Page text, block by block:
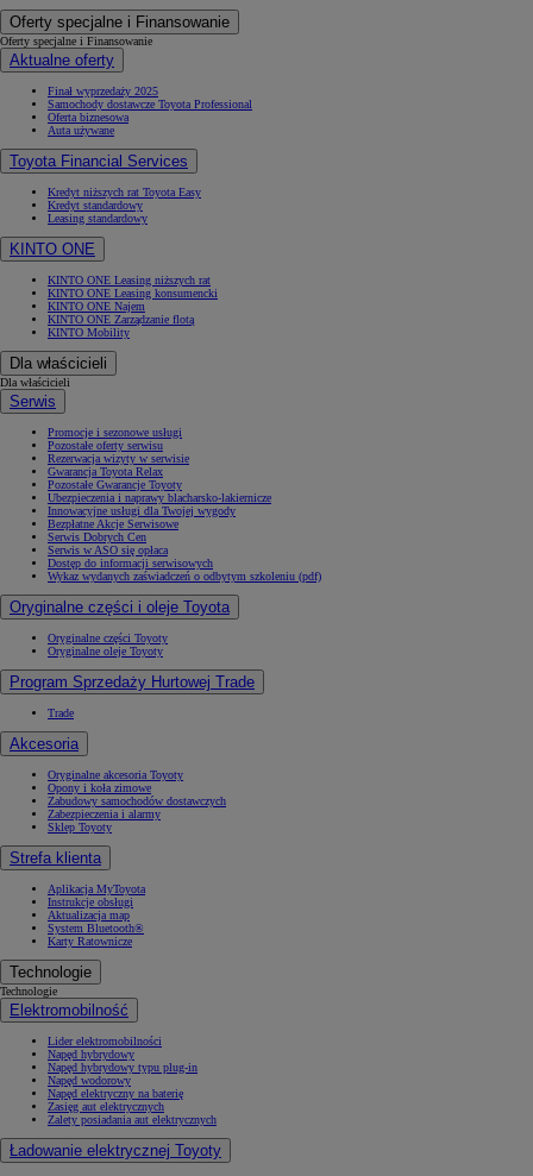
Oferty specjalne i Finansowanie
Oferty specjalne i Finansowanie
Aktualne oferty
Finał wyprzedaży 2025
Samochody dostawcze Toyota Professional
Oferta biznesowa
Auta używane
Toyota Financial Services
Kredyt niższych rat Toyota Easy
Kredyt standardowy
Leasing standardowy
KINTO ONE
KINTO ONE Leasing niższych rat
KINTO ONE Leasing konsumencki
KINTO ONE Najem
KINTO ONE Zarządzanie flotą
KINTO Mobility
Dla właścicieli
Dla właścicieli
Serwis
Promocje i sezonowe usługi
Pozostałe oferty serwisu
Rezerwacja wizyty w serwisie
Gwarancja Toyota Relax
Pozostałe Gwarancje Toyoty
Ubezpieczenia i naprawy blacharsko-lakiernicze
Innowacyjne usługi dla Twojej wygody
Bezpłatne Akcje Serwisowe
Serwis Dobrych Cen
Serwis w ASO się opłaca
Dostęp do informacji serwisowych
Wykaz wydanych zaświadczeń o odbytym szkoleniu (pdf)
Oryginalne części i oleje Toyota
Oryginalne części Toyoty
Oryginalne oleje Toyoty
Program Sprzedaży Hurtowej Trade
Trade
Akcesoria
Oryginalne akcesoria Toyoty
Opony i koła zimowe
Zabudowy samochodów dostawczych
Zabezpieczenia i alarmy
Sklep Toyoty
Strefa klienta
Aplikacja MyToyota
Instrukcje obsługi
Aktualizacja map
System Bluetooth®
Karty Ratownicze
Technologie
Technologie
Elektromobilność
Lider elektromobilności
Napęd hybrydowy
Napęd hybrydowy typu plug-in
Napęd wodorowy
Napęd elektryczny na baterię
Zasięg aut elektrycznych
Zalety posiadania aut elektrycznych
Ładowanie elektrycznej Toyoty